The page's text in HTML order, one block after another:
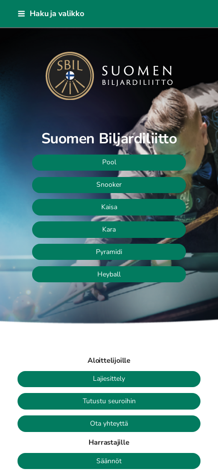
Siirry
sisältöön
Haku ja valikko
Suomen Biljardiliitto ry
Suomen Biljardiliitto
Pool
Snooker
Kaisa
Kara
Pyramidi
Heyball
Aloittelijoille
Lajiesittely
Tutustu seuroihin
Ota yhteyttä
Harrastajille
Säännöt